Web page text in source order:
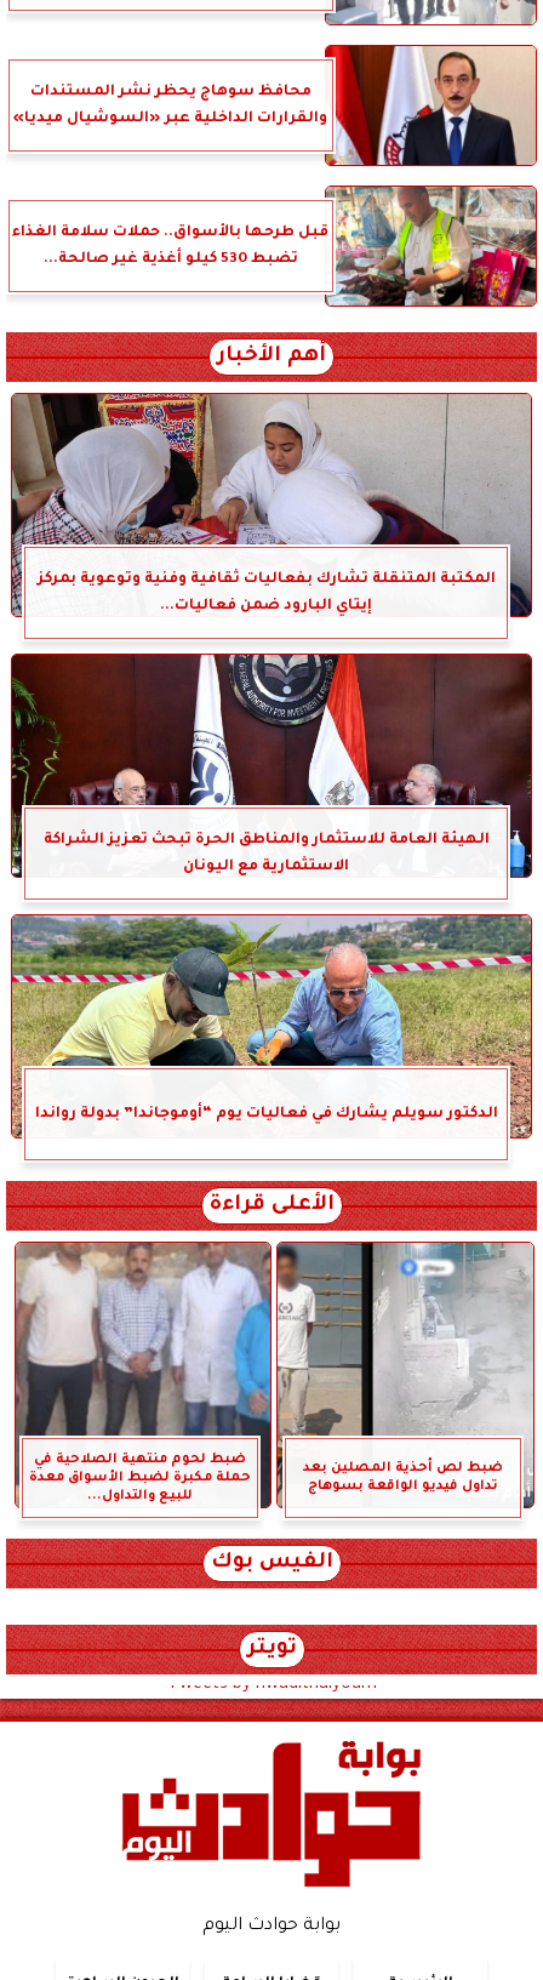
محافظ سوهاج يحظر نشر المستندات
والقرارات الداخلية عبر «السوشيال ميديا»
قبل طرحها بالأسواق.. حملات سلامة الغذاء
تضبط 530 كيلو أغذية غير صالحة...
أهم الأخبار
المكتبة المتنقلة تشارك بفعاليات ثقافية وفنية وتوعوية بمركز
إيتاي البارود ضمن فعاليات...
الهيئة العامة للاستثمار والمناطق الحرة تبحث تعزيز الشراكة
الاستثمارية مع اليونان
الدكتور سويلم يشارك في فعاليات يوم “أوموجاندا” بدولة رواندا
الأعلى قراءة
ضبط لص أحذية المصلين بعد
تداول فيديو الواقعة بسوهاج
ضبط لحوم منتهية الصلاحية في
حملة مكبرة لضبط الأسواق معدة
للبيع والتداول...
الفيس بوك
تويتر
Tweets by hwadithalyoum
بوابة حوادث اليوم